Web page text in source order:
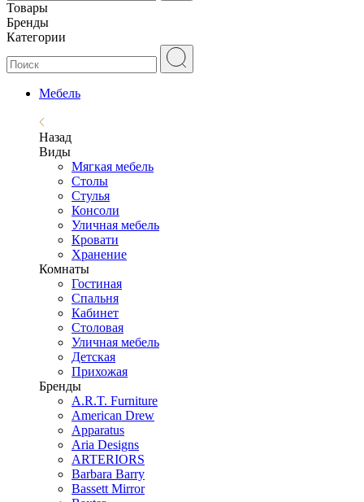
Товары
Бренды
Категории
Мебель
Назад
Виды
Мягкая мебель
Столы
Стулья
Консоли
Уличная мебель
Кровати
Хранение
Комнаты
Гостиная
Спальня
Кабинет
Столовая
Уличная мебель
Детская
Прихожая
Бренды
A.R.T. Furniture
American Drew
Apparatus
Aria Designs
ARTERIORS
Barbara Barry
Bassett Mirror